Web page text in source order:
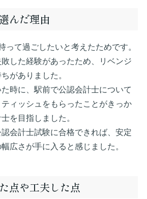
んだ理由
って過ごしたいと考えたためです。
した経験があったため、リベンジ
がありました。
時に、駅前で公認会計士について
ィッシュをもらったことがきっか
を目指しました。
会計士試験に合格できれば、安定
広さが手に入ると感じました。
点や工夫した点